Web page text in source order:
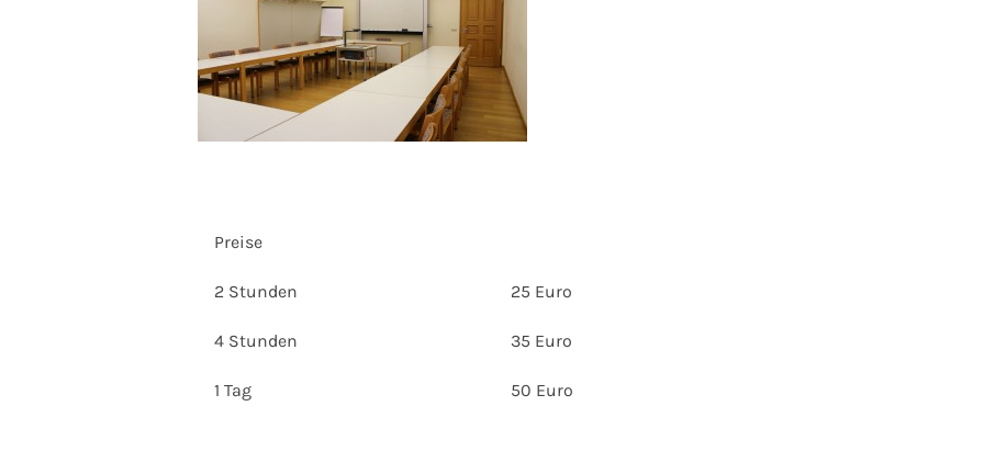
Preise
2 Stunden 25 Euro
4 Stunden 35 Euro
1 Tag 50 Euro